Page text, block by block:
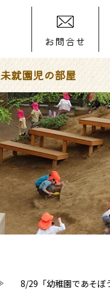
お問合せ
未就園児の部屋
8/29「幼稚園であそぼ